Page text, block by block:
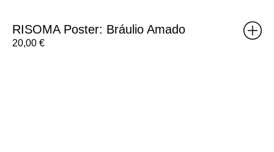
RISOMA Poster: Bráulio Amado
20,00 €